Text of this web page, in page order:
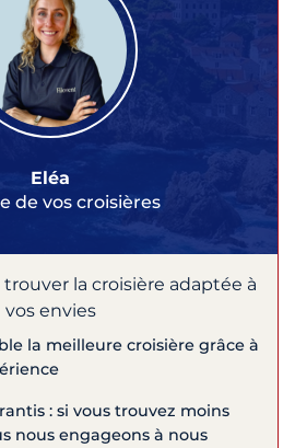
Eléa
de vos croisières
trouver la croisière adaptée à
vos envies
la meilleure croisière grâce à
: si vous trouvez moins
nous engageons à nous